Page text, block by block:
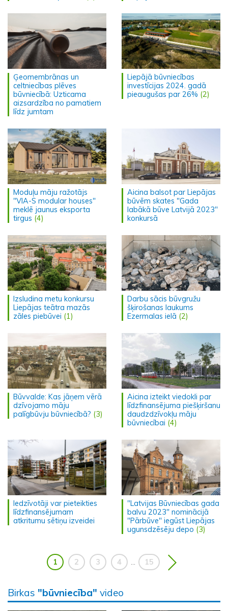
Ģeomembrānas un
celtniecības plēves
būvniecībā: Uzticama
aizsardzība no pamatiem
līdz jumtam
Liepājā būvniecības
investīcijas 2024. gadā
pieaugušas par 26% (2)
Moduļu māju ražotājs
"VIA-S modular houses"
meklē jaunus eksporta
tirgus (4)
Aicina balsot par Liepājas
būvēm skates "Gada
labākā būve Latvijā 2023"
konkursā
Izsludina metu konkursu
Liepājas teātra mazās
zāles piebūvei (1)
Darbu sācis būvgružu
šķirošanas laukums
Ezermalas ielā (2)
Būvvalde: Kas jāņem vērā
dzīvojamo māju
palīgbūvju būvniecībā? (3)
Aicina izteikt viedokli par
līdzfinansējuma piešķiršanu
daudzdzīvokļu māju
būvniecībai (4)
Iedzīvotāji var pieteikties
līdzfinansējumam
atkritumu sētiņu izveidei
"Latvijas Būvniecības gada
balvu 2023" nominācijā
"Pārbūve" iegūst Liepājas
ugunsdzēsēju depo (3)
1 2 3 4 15
Birkas "būvniecība" video